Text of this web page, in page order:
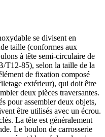
se divisent en
taille (conformes aux
à tête semi-circulaire de
T12-85), selon la taille de la
de fixation composé
extérieur), qui doit être
deux pièces traversantes.
pour assembler deux objets,
être utilisés avec un écrou.
La tête est généralement
Le boulon de carrosserie